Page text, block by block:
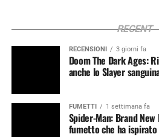
RECENT
RECENSIONI 3 giorni fa
Doom The Dark Ages:
anche lo Slayer
FUMETTI 1 settimana fa
Spider-Man: Brand
fumetto che ha ispirato